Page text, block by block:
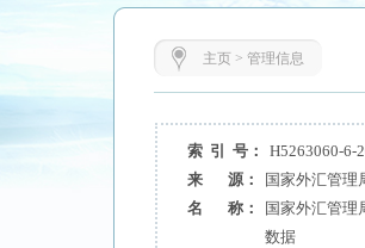
主页> 管理信息
索 引 号：
H5263060-6-
来 源：
国家外汇管理
名 称：
国家外汇管理
数据